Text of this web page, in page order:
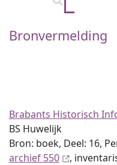
Bronvermelding
Brabants Historisch
BS Huwelijk
Bron: boek, Deel: 16,
archief 550
,